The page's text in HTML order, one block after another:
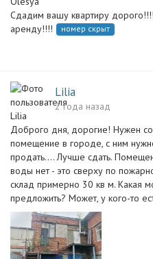
Сдадим вашу квартиру
аренду!!!!
номер скрыт
Lilia
2 года назад
Доброго дня, дорогие! Нужен
помещение в городе, с ним
продать.... Лучше сдать.
воды нет - это сверху по
склад примерно 30 кв м. Какая
предложить? Может, у кого-то